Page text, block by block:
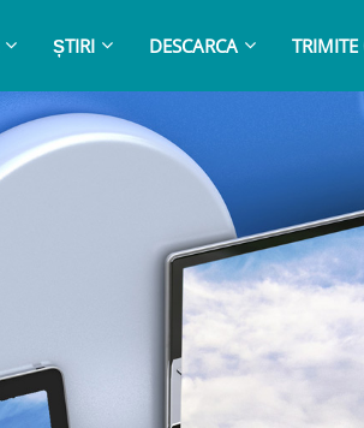
ȘTIRI DESCARCA